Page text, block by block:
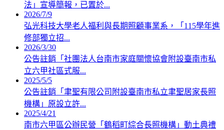
法」宣導簡報，已置於...
2026/7/9
弘光科技大學老人福利與長期照顧事業系，「115學年進
修部獨立招...
2026/3/30
公告註銷「社團法人台南市家庭關懷協會附設臺南市私
立六甲社區式服...
2025/5/5
公告註銷「聿聖有限公司附設臺南市私立聿聖居家長照
機構」原設立許...
2025/4/21
南市六甲區公辦民營「鶴稻町綜合長照機構」動土典禮